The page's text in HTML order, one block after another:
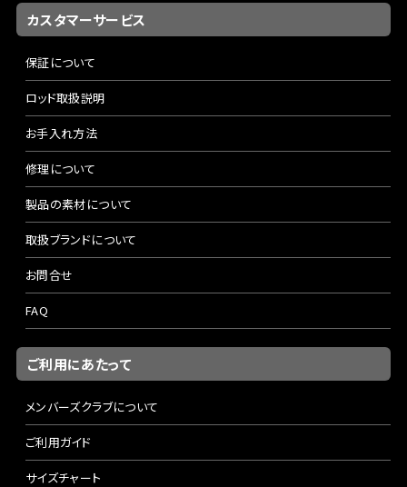
カスタマーサービス
保証について
ロッド取扱説明
お手入れ方法
修理について
製品の素材について
取扱ブランドについて
お問合せ
FAQ
ご利用にあたって
メンバーズクラブについて
ご利用ガイド
サイズチャート